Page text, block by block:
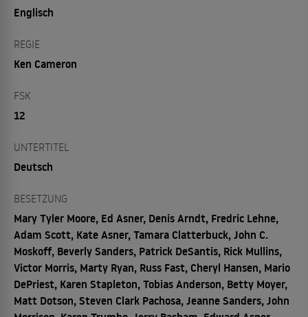
Englisch
REGIE
Ken Cameron
FSK
12
UNTERTITEL
Deutsch
BESETZUNG
Mary Tyler Moore, Ed Asner, Denis Arndt, Fredric Lehne,
Adam Scott, Kate Asner, Tamara Clatterbuck, John C.
Moskoff, Beverly Sanders, Patrick DeSantis, Rick Mullins,
Victor Morris, Marty Ryan, Russ Fast, Cheryl Hansen, Mario
DePriest, Karen Stapleton, Tobias Anderson, Betty Moyer,
Matt Dotson, Steven Clark Pachosa, Jeanne Sanders, John